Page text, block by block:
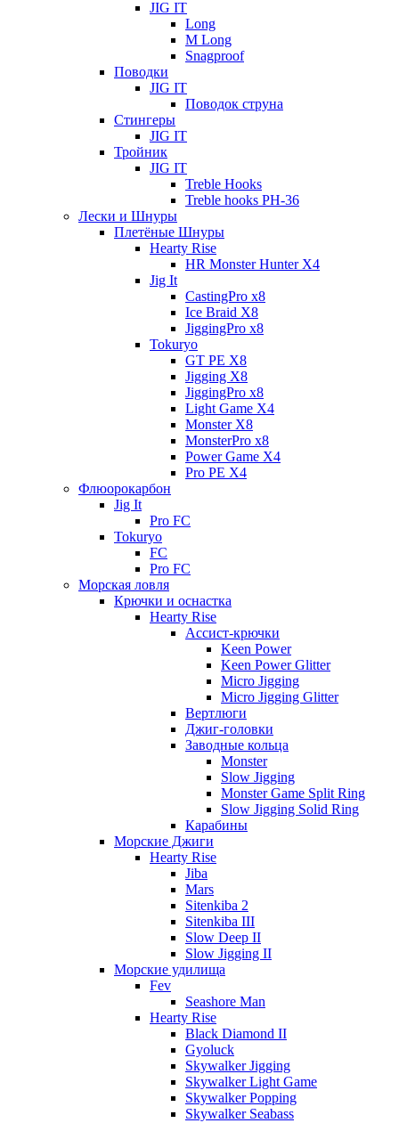
JIG IT
Long
M Long
Snagproof
Поводки
JIG IT
Поводок струна
Стингеры
JIG IT
Тройник
JIG IT
Treble Hooks
Treble hooks PH-36
Лески и Шнуры
Плетёные Шнуры
Hearty Rise
HR Monster Hunter X4
Jig It
CastingPro x8
Ice Braid X8
JiggingPro x8
Tokuryo
GT PE X8
Jigging X8
JiggingPro x8
Light Game X4
Monster X8
MonsterPro x8
Power Game X4
Pro PE X4
Флюорокарбон
Jig It
Pro FC
Tokuryo
FC
Pro FC
Морская ловля
Крючки и оснастка
Hearty Rise
Ассист-крючки
Keen Power
Keen Power Glitter
Micro Jigging
Micro Jigging Glitter
Вертлюги
Джиг-головки
Заводные кольца
Monster
Slow Jigging
Monster Game Split Ring
Slow Jigging Solid Ring
Карабины
Морские Джиги
Hearty Rise
Jiba
Mars
Sitenkiba 2
Sitenkiba III
Slow Deep II
Slow Jigging II
Морские удилища
Fev
Seashore Man
Hearty Rise
Black Diamond II
Gyoluck
Skywalker Jigging
Skywalker Light Game
Skywalker Popping
Skywalker Seabass